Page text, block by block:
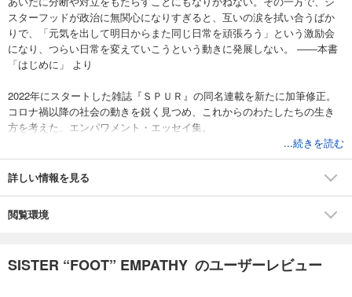
スターフッドが政治に無関心になりすぎると、互いの涙を拭い合うばか
りで、「元気を出して明日からまた同じ日常を頑張ろう」という激励会
になり、つらい日常を変えていこうという動きに発展しない。 ――本書
「はじめに」 より
2022年にスタートした雑誌『ＳＰＵＲ』の同名連載を新たに加筆修正。
コロナ禍以降の社会の動きを鋭く見つめ、これからのわたしたちの生き
方を考えた、エンパワメント・エッセイ集。
◎アイスランド発「ウィメンズ・ストライキ」の“共謀”に学ぼう
◎シスターフッドのドレスコードはむしろ「差異万歳！」
◎古い定説を覆すママアスリートの存在
力が湧く39編を収録！
...続きを読む
詳しい情報を見る
閲覧環境
SISTER “FOOT” EMPATHY のユーザーレビュー